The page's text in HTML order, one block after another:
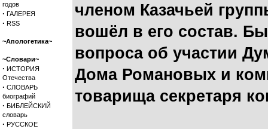
годов
· ГАЛЕРЕЯ
· RSS
~Апологетика~
~Словари~
· ИСТОРИЯ
Отечества
· СЛОВАРЬ
биографий
· БИБЛЕЙСКИЙ
словарь
· РУССКОЕ
членом Казачьей
вошёл в его состав.
вопроса об участии
Дома Романовых и
товарища секретаря